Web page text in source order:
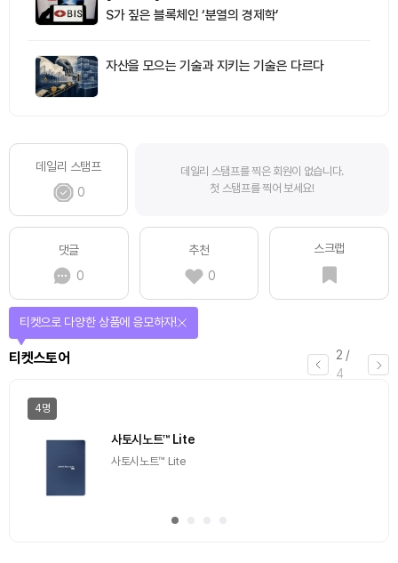
S가 짚은 블록체인 ‘분열의 경제학’
자산을 모으는 기술과 지키는 기술은 다르다
데일리 스탬프
0
데일리 스탬프를 찍은 회원이 없습니다.
첫 스탬프를 찍어 보세요!
댓글
0
추천
0
스크랩
2 /
4
티켓스토어
티켓으로 다양한 상품에 응모하자!
4명
사토시노트™ Lite
사토시노트™ Lite